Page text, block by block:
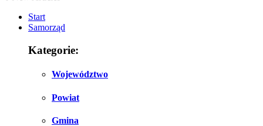
Start
Samorząd
Kategorie:
Województwo
Powiat
Gmina